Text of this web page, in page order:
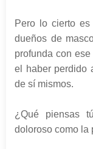
Pero lo cierto
dueños de
profunda con
el haber perdido
de sí mismos.
¿Qué piensas
doloroso como la